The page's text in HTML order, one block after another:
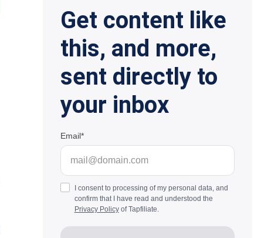
Get content like
this, and more,
sent directly to
your inbox
Email
I consent to processing of my personal data, and
confirm that I have read and understood the
Privacy Policyof Tapfiliate.